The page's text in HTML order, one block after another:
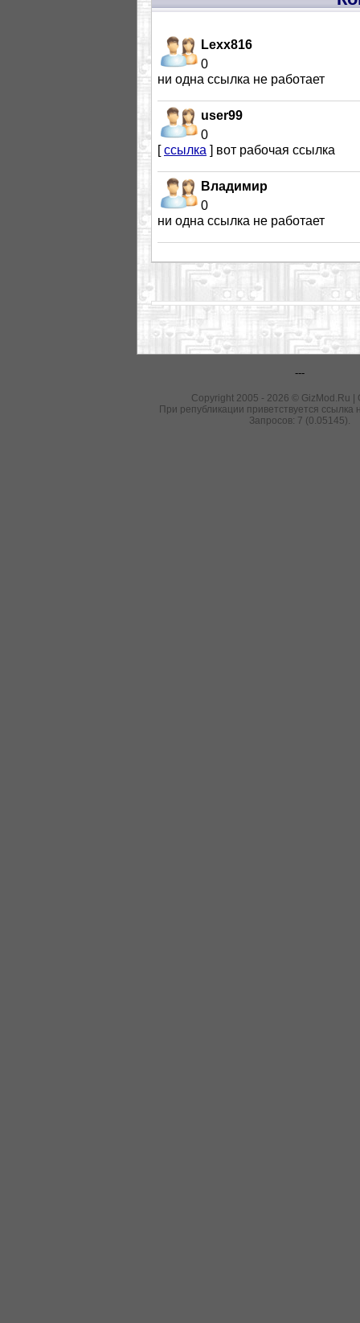
Lexx816
0
ни одна ссылка не работает
user99
0
[ссылка ] вот рабочая ссылка
Владимир
0
ни одна ссылка не работает
---
Copyright 2005 - 2026 © GizMod.Ru |
При републикации приветствуется ссылка
Запросов: 7 (0.05145).